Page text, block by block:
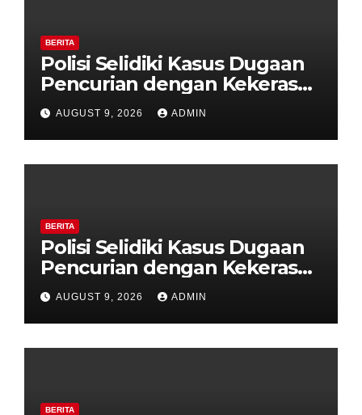
BERITA
Polisi Selidiki Kasus Dugaan
Pencurian dengan Kekerasan
di Counter HP Royal Phone
Ambarawa.
AUGUST 9, 2026 ADMIN
BERITA
Polisi Selidiki Kasus Dugaan
Pencurian dengan Kekerasan
di Counter HP Royal Phone
Ambarawa.
AUGUST 9, 2026 ADMIN
BERITA